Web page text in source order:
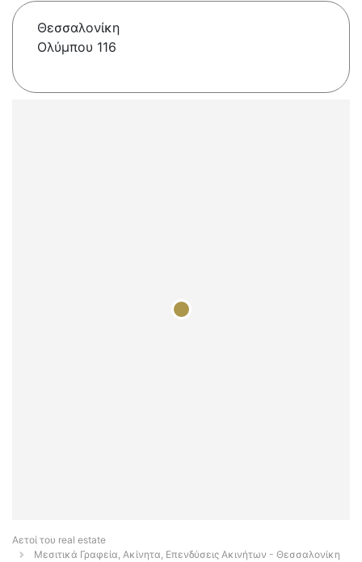
Θεσσαλονίκη
Ολύμπου 116
Αετοί του real estate
Μεσιτικά Γραφεία, Ακίνητα, Επενδύσεις Ακινήτων - Θεσσαλονίκη